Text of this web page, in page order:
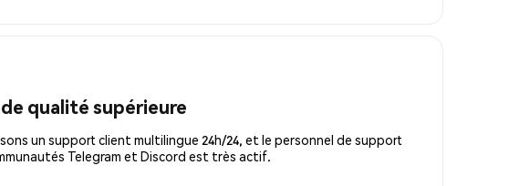
qualité supérieure
un support client multilingue 24h/24, et le personnel de support
Telegram et Discord est très actif.